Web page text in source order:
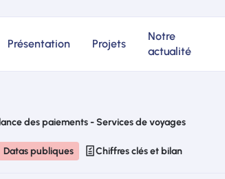
Présentation Projets
Notre
actualité
des paiements - Services de voyages
Datas publiques Chiffres clés et bilan